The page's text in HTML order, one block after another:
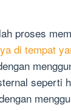
proses
di tempat
seperti